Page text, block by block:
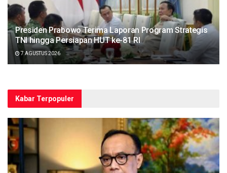
Presiden Prabowo Terima Laporan Program Strategis
TNI hingga Persiapan HUT ke-81 RI
7 AGUSTUS 2026
Kabar Terpopuler